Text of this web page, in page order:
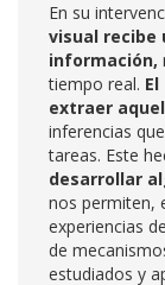
En su
visual recibe
información,
tiempo real.
extraer
inferencias
tareas. Este
desarrollar
nos permiten,
experiencias
de
estudiados y